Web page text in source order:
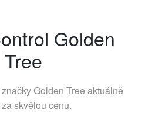
Golden
Tree
Golden Tree aktuálně
skvělou cenu.